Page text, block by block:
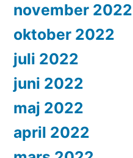
november 2022
oktober 2022
juli 2022
juni 2022
maj 2022
april 2022